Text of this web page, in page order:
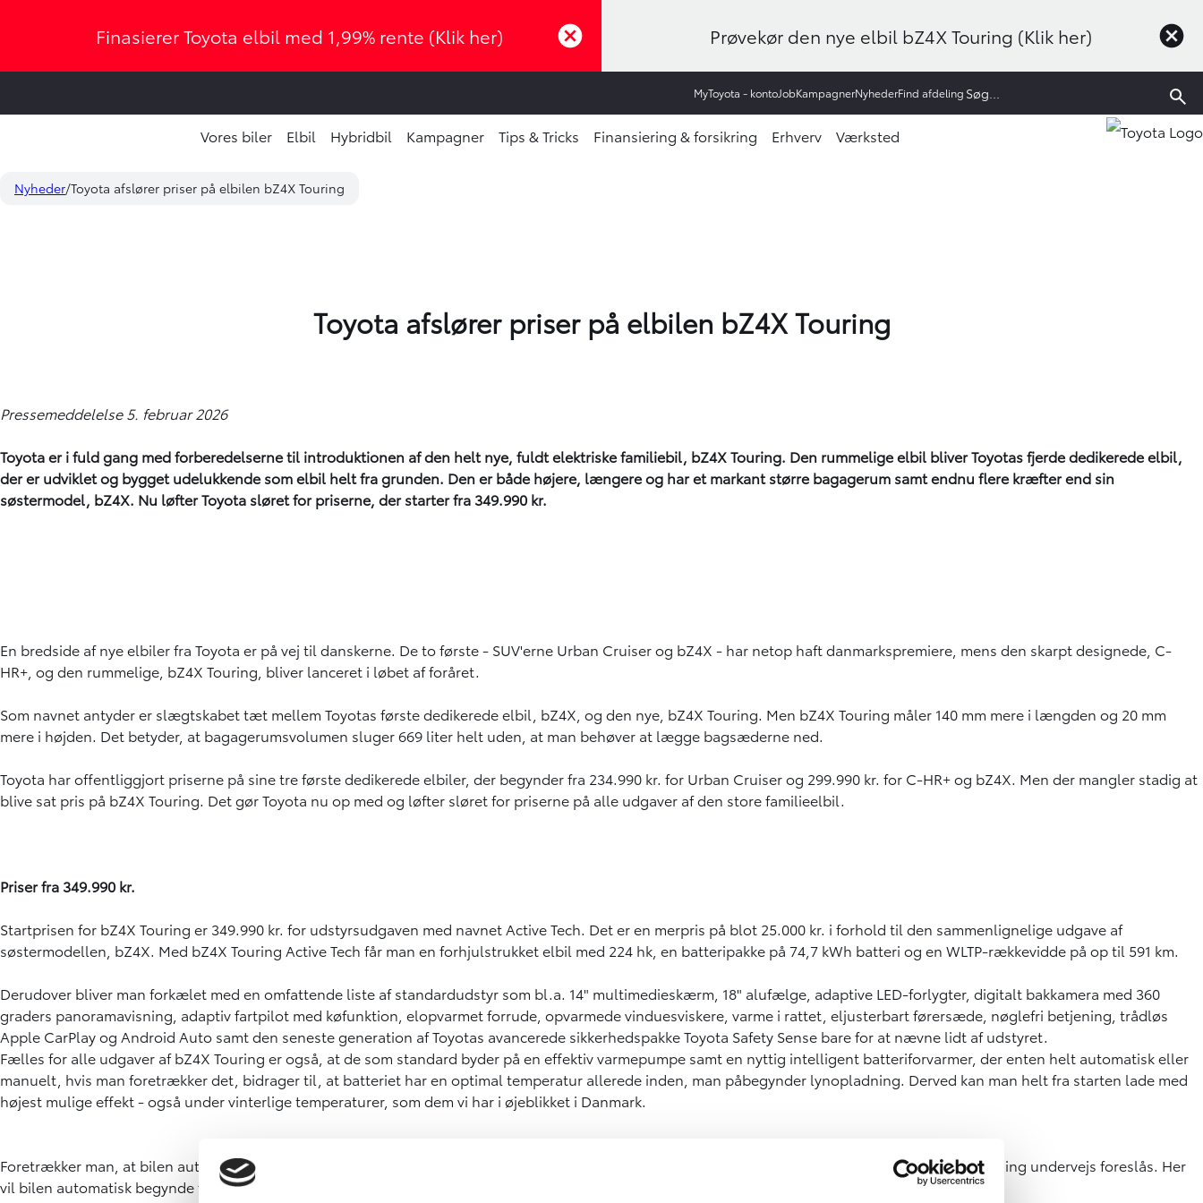
Finasierer Toyota elbil med 1,99% rente (Klik her) Prøvekør den nye elbil bZ4X Touring (Klik her)
MyToyota - kontoJobKampagnerNyhederFind afdeling
Vores biler Elbil Hybridbil Kampagner Tips & Tricks Finansiering & forsikring Erhverv Værksted
Nyheder Toyota afslører priser på elbilen bZ4X Touring
Toyota afslører priser på elbilen bZ4X Touring
Pressemeddelelse 5. februar 2026
Toyota er i fuld gang med forberedelserne til introduktionen af den helt nye, fuldt elektriske familiebil, bZ4X Touring. Den rummelige elbil bliver Toyotas fjerde dedikerede elbil,
der er udviklet og bygget udelukkende som elbil helt fra grunden. Den er både højere, længere og har et markant større bagagerum samt endnu flere kræfter end sin
søstermodel, bZ4X. Nu løfter Toyota sløret for priserne, der starter fra 349.990 kr.
En bredside af nye elbiler fra Toyota er på vej til danskerne. De to første - SUV'erne Urban Cruiser og bZ4X - har netop haft danmarkspremiere, mens den skarpt designede, C-
HR+, og den rummelige, bZ4X Touring, bliver lanceret i løbet af foråret.
Som navnet antyder er slægtskabet tæt mellem Toyotas første dedikerede elbil, bZ4X, og den nye, bZ4X Touring. Men bZ4X Touring måler 140 mm mere i længden og 20 mm
mere i højden. Det betyder, at bagagerumsvolumen sluger 669 liter helt uden, at man behøver at lægge bagsæderne ned.
Toyota har offentliggjort priserne på sine tre første dedikerede elbiler, der begynder fra 234.990 kr. for Urban Cruiser og 299.990 kr. for C-HR+ og bZ4X. Men der mangler stadig at
blive sat pris på bZ4X Touring. Det gør Toyota nu op med og løfter sløret for priserne på alle udgaver af den store familieelbil.
Priser fra 349.990 kr.
Startprisen for bZ4X Touring er 349.990 kr. for udstyrsudgaven med navnet Active Tech. Det er en merpris på blot 25.000 kr. i forhold til den sammenlignelige udgave af
søstermodellen, bZ4X. Med bZ4X Touring Active Tech får man en forhjulstrukket elbil med 224 hk, en batteripakke på 74,7 kWh batteri og en WLTP-rækkevidde på op til 591 km.
Derudover bliver man forkælet med en omfattende liste af standardudstyr som bl.a. 14" multimedieskærm, 18" alufælge, adaptive LED-forlygter, digitalt bakkamera med 360
graders panoramavisning, adaptiv fartpilot med køfunktion, elopvarmet forrude, opvarmede vinduesviskere, varme i rattet, eljusterbart førersæde, nøglefri betjening, trådløs
Apple CarPlay og Android Auto samt den seneste generation af Toyotas avancerede sikkerhedspakke Toyota Safety Sense bare for at nævne lidt af udstyret.
Fælles for alle udgaver af bZ4X Touring er også, at de som standard byder på en effektiv varmepumpe samt en nyttig intelligent batteriforvarmer, der enten helt automatisk eller
manuelt, hvis man foretrækker det, bidrager til, at batteriet har en optimal temperatur allerede inden, man påbegynder lynopladning. Derved kan man helt fra starten lade med
højest mulige effekt - også under vinterlige temperaturer, som dem vi har i øjeblikket i Danmark.
Foretrækker man, at bilen automatisk selv begynder forvarmning, kan man indtaste sin rute i bilens integrerede navigation, hvor lokationer til opladning undervejs foreslås. Her
vil bilen automatisk begynde forvarmning af batteriet, inden man ankommer til det foreslåede opladningssted.